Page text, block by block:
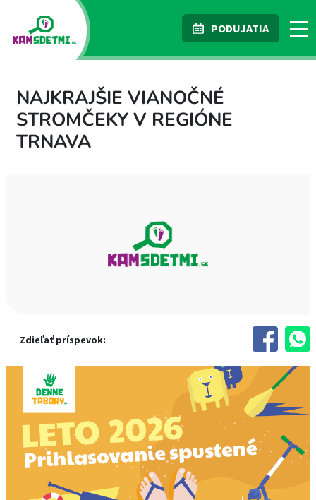
PODUJATIA
NAJKRAJŠIE VIANOČNÉ
STROMČEKY V REGIÓNE
TRNAVA
Zdieľať príspevok: